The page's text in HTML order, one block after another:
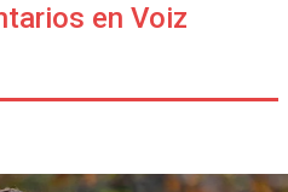
en Voiz